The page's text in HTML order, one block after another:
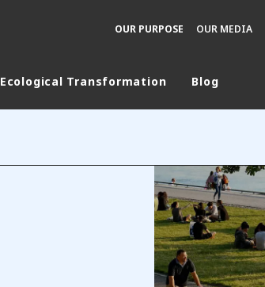
OUR PURPOSE OUR MEDIA
EUROPE
LATIN AMERICA
NORTH AMERICA
Ecological Transformation Blog